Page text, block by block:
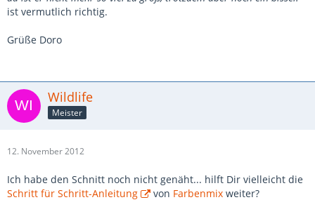
ist vermutlich richtig.
Grüße Doro
Wildlife
Meister
12. November 2012
Ich habe den Schnitt noch nicht genäht... hilft Dir vielleicht die
Schritt für Schritt-Anleitung
von Farbenmix weiter?